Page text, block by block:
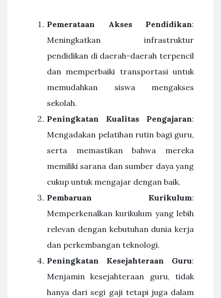
Pemerataan Akses Pendidikan:
Meningkatkan infrastruktur
pendidikan di daerah-daerah terpencil
dan memperbaiki transportasi untuk
memudahkan siswa mengakses
sekolah.
Peningkatan Kualitas Pengajaran:
Mengadakan pelatihan rutin bagi guru,
serta memastikan bahwa mereka
memiliki sarana dan sumber daya yang
cukup untuk mengajar dengan baik.
Pembaruan Kurikulum:
Memperkenalkan kurikulum yang lebih
relevan dengan kebutuhan dunia kerja
dan perkembangan teknologi.
Peningkatan Kesejahteraan Guru:
Menjamin kesejahteraan guru, tidak
hanya dari segi gaji tetapi juga dalam